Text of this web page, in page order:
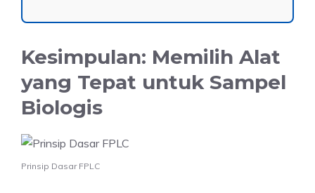
Kesimpulan: Memilih Alat
yang Tepat untuk Sampel
Biologis
Prinsip Dasar FPLC